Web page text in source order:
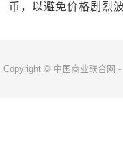
币，以避免价格剧烈波
Copyright © 中国商业联合网